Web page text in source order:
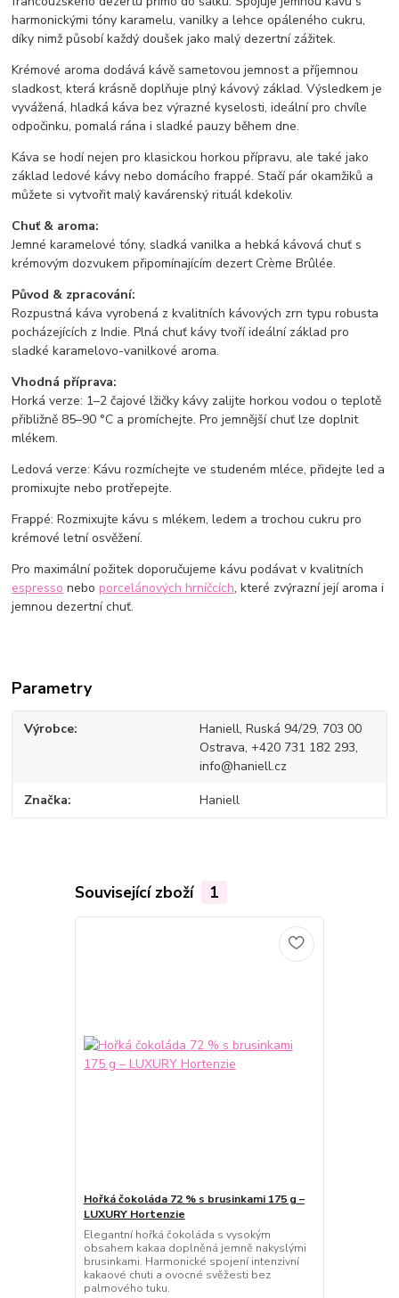
harmonickými tóny karamelu, vanilky a lehce opáleného cukru,
díky nimž působí každý doušek jako malý dezertní zážitek.
Krémové aroma dodává kávě sametovou jemnost a příjemnou
sladkost, která krásně doplňuje plný kávový základ. Výsledkem je
vyvážená, hladká káva bez výrazné kyselosti, ideální pro chvíle
odpočinku, pomalá rána i sladké pauzy během dne.
Káva se hodí nejen pro klasickou horkou přípravu, ale také jako
základ ledové kávy nebo domácího frappé. Stačí pár okamžiků a
můžete si vytvořit malý kavárenský rituál kdekoliv.
Chuť & aroma:
Jemné karamelové tóny, sladká vanilka a hebká kávová chuť s
krémovým dozvukem připomínajícím dezert Crème Brûlée.
Původ & zpracování:
Rozpustná káva vyrobená z kvalitních kávových zrn typu robusta
pocházejících z Indie. Plná chuť kávy tvoří ideální základ pro
sladké karamelovo-vanilkové aroma.
Vhodná příprava:
Horká verze: 1–2 čajové lžičky kávy zalijte horkou vodou o teplotě
přibližně 85–90 °C a promíchejte. Pro jemnější chuť lze doplnit
mlékem.
Ledová verze: Kávu rozmíchejte ve studeném mléce, přidejte led a
promixujte nebo protřepejte.
Frappé: Rozmixujte kávu s mlékem, ledem a trochou cukru pro
krémové letní osvěžení.
Pro maximální požitek doporučujeme kávu podávat v kvalitních
espresso neboporcelánových hrníčcích, které zvýrazní její aroma i
jemnou dezertní chuť.
Parametry
Výrobce
Haniell, Ruská 94/29, 703 00
Ostrava, +420 731 182 293,
info@haniell.cz
Značka Haniell
Související zboží 1
Hořká čokoláda 72 % s brusinkami 175 g –
LUXURY Hortenzie
Elegantní hořká čokoláda s vysokým
obsahem kakaa doplněná jemně nakyslými
brusinkami. Harmonické spojení intenzivní
kakaové chuti a ovocné svěžesti bez
palmového tuku.